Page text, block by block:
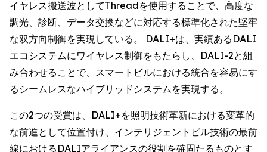
イヤレス搬送波としてThreadを使用することで、高度な
調光、診断、データ交換などに対応する標準化された堅牢
な双方向制御を実現している。 DALI+は、実績あるDALI
エコシステムにワイヤレス制御をもたらし、DALI-2と組
み合わせることで、スマートビルにおける統合を容易にす
るシームレスなハイブリッドシステムを実現する。
この2つの受賞は、DALI+を照明技術革新における変革的
な前進として位置付け、インテリジェントビル技術の最前
線におけるDALIアライアンスの役割を確固たるものとす